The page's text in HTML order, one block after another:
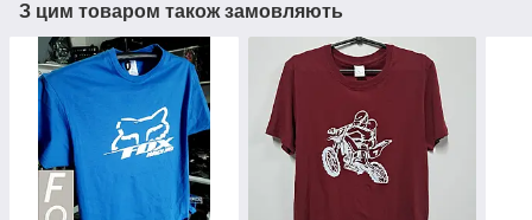
З цим товаром також замовляють